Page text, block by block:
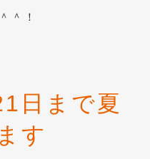
＾！
日まで夏
す